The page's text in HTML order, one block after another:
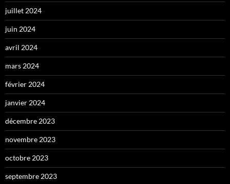
juillet 2024
juin 2024
avril 2024
mars 2024
février 2024
janvier 2024
décembre 2023
novembre 2023
octobre 2023
septembre 2023